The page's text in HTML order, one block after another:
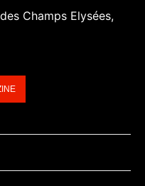
Champs Elysées,